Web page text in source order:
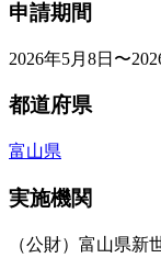
申請期間
2026年5月8日〜
都道府県
富山県
実施機関
（公財）富山県新